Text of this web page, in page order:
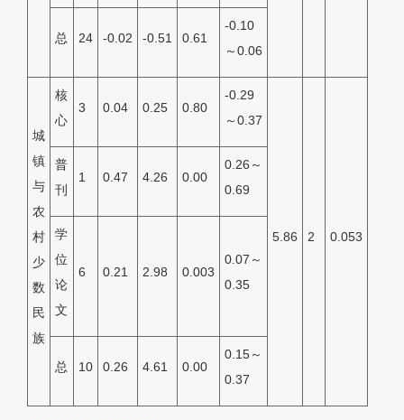
总 24 -0.02 -0.51 0.61
-0.10
～0.06
城
镇
与
农
村
少
数
民
族
核
心
3 0.04 0.25 0.80
-0.29
～0.37
5.86 2 0.053
普
刊
1 0.47 4.26 0.00
0.26～
0.69
学
位
论
文
6 0.21 2.98 0.003
0.07～
0.35
总 10 0.26 4.61 0.00
0.15～
0.37